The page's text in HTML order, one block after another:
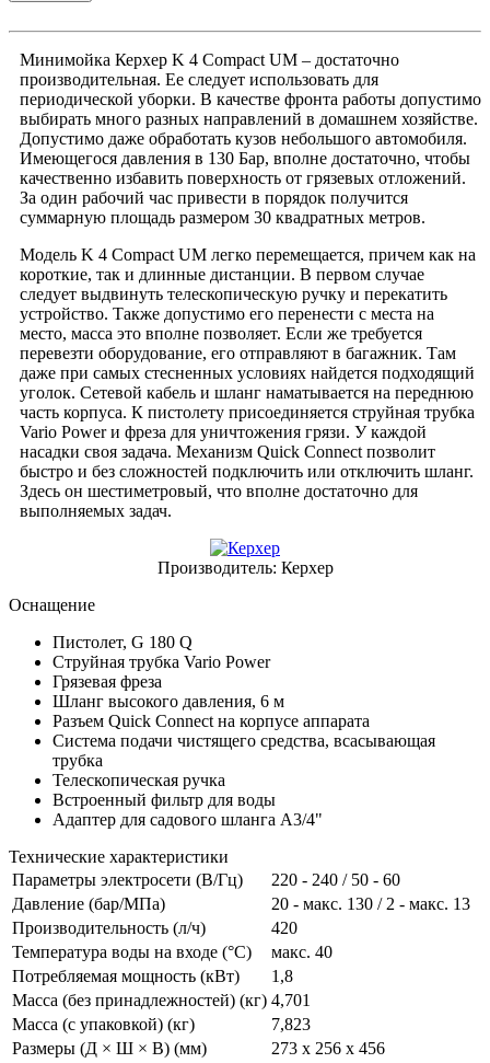
Минимойка Керхер K 4 Compact UM – достаточно
производительная. Ее следует использовать для
периодической уборки. В качестве фронта работы допустимо
выбирать много разных направлений в домашнем хозяйстве.
Допустимо даже обработать кузов небольшого автомобиля.
Имеющегося давления в 130 Бар, вполне достаточно, чтобы
качественно избавить поверхность от грязевых отложений.
За один рабочий час привести в порядок получится
суммарную площадь размером 30 квадратных метров.
Модель K 4 Compact UM легко перемещается, причем как на
короткие, так и длинные дистанции. В первом случае
следует выдвинуть телескопическую ручку и перекатить
устройство. Также допустимо его перенести с места на
место, масса это вполне позволяет. Если же требуется
перевезти оборудование, его отправляют в багажник. Там
даже при самых стесненных условиях найдется подходящий
уголок. Сетевой кабель и шланг наматывается на переднюю
часть корпуса. К пистолету присоединяется струйная трубка
Vario Power и фреза для уничтожения грязи. У каждой
насадки своя задача. Механизм Quick Connect позволит
быстро и без сложностей подключить или отключить шланг.
Здесь он шестиметровый, что вполне достаточно для
выполняемых задач.
Производитель: Керхер
Оснащение
Пистолет, G 180 Q
Струйная трубка Vario Power
Грязевая фреза
Шланг высокого давления, 6 м
Разъем Quick Connect на корпусе аппарата
Система подачи чистящего средства, всасывающая
трубка
Телескопическая ручка
Встроенный фильтр для воды
Адаптер для садового шланга A3/4"
Технические характеристики
Параметры электросети (В/Гц)
220 - 240 / 50 - 60
Давление (бар/МПа)
20 - макс. 130 / 2 - макс. 13
Производительность (л/ч)
420
Температура воды на входе (°C)
макс. 40
Потребляемая мощность (кВт)
1,8
Масса (без принадлежностей) (кг) 4,701
Масса (с упаковкой) (кг)
7,823
Размеры (Д × Ш × В) (мм)
273 x 256 x 456